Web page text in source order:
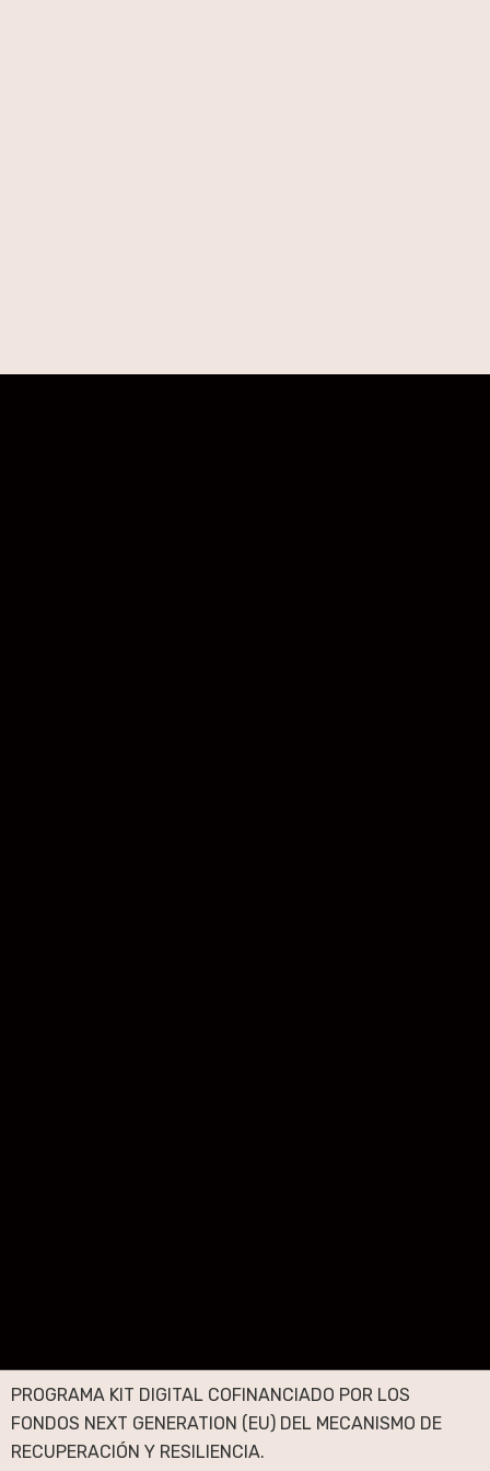
PROGRAMA KIT DIGITAL COFINANCIADO POR LOS
FONDOS NEXT GENERATION (EU) DEL MECANISMO DE
RECUPERACIÓN Y RESILIENCIA.